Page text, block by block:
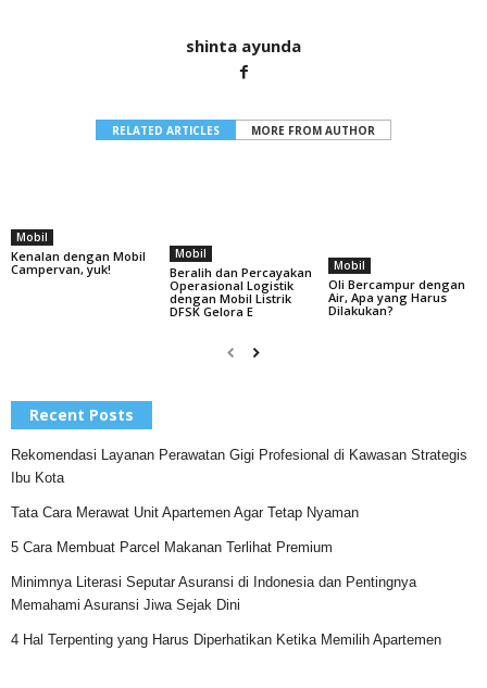
shinta ayunda
RELATED ARTICLES MORE FROM AUTHOR
Mobil
Kenalan dengan Mobil
Campervan, yuk!
Mobil
Beralih dan Percayakan
Operasional Logistik
dengan Mobil Listrik
DFSK Gelora E
Mobil
Oli Bercampur dengan
Air, Apa yang Harus
Dilakukan?
Recent Posts
Rekomendasi Layanan Perawatan Gigi Profesional di Kawasan Strategis
Ibu Kota
Tata Cara Merawat Unit Apartemen Agar Tetap Nyaman
5 Cara Membuat Parcel Makanan Terlihat Premium
Minimnya Literasi Seputar Asuransi di Indonesia dan Pentingnya
Memahami Asuransi Jiwa Sejak Dini
4 Hal Terpenting yang Harus Diperhatikan Ketika Memilih Apartemen